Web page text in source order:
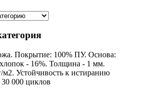
Покрытие: 100% ПУ. Основа:
- 16%. Толщина - 1 мм.
м2. Устойчивость к истиранию
000 циклов